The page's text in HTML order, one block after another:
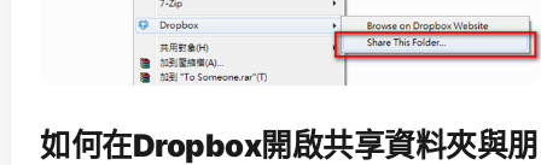
如何在Dropbox開啟共享資料夾與朋